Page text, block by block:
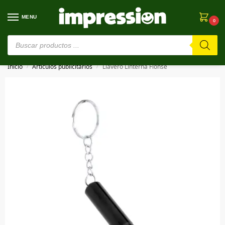
MENU
0
⚠️ Estamos en pruebas. Si algo falla, ¡Perdón!⚠️
Inicio / Artículos publicitarios / Llavero Linterna Flonse